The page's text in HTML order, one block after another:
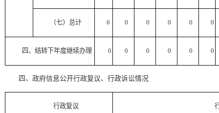
（七）总计 6 0 0 0 0 0
四、结转下年度继续办理 0 0 0 0 0 0
四、政府信息公开行政复议、行政诉讼情况
行政复议